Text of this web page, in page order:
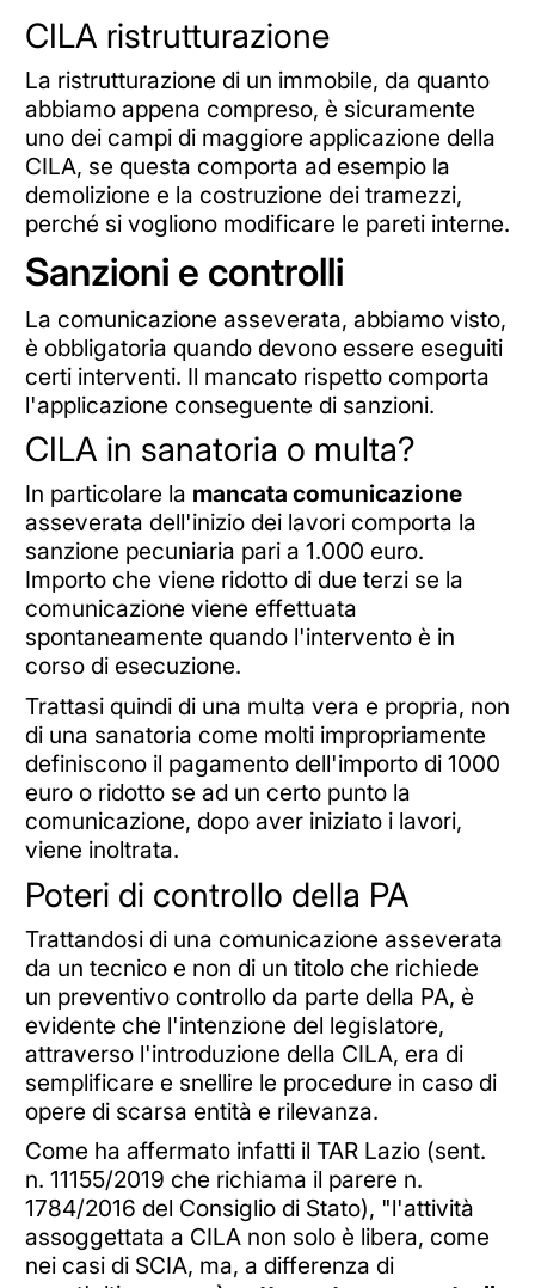
CILA ristrutturazione
La ristrutturazione di un immobile, da quanto
abbiamo appena compreso, è sicuramente
uno dei campi di maggiore applicazione della
CILA, se questa comporta ad esempio la
demolizione e la costruzione dei tramezzi,
perché si vogliono modificare le pareti interne.
Sanzioni e controlli
La comunicazione asseverata, abbiamo visto,
è obbligatoria quando devono essere eseguiti
certi interventi. Il mancato rispetto comporta
l'applicazione conseguente di sanzioni.
CILA in sanatoria o multa?
In particolare la mancata comunicazione
asseverata dell'inizio dei lavori comporta la
sanzione pecuniaria pari a 1.000 euro.
Importo che viene ridotto di due terzi se la
comunicazione viene effettuata
spontaneamente quando l'intervento è in
corso di esecuzione.
Trattasi quindi di una multa vera e propria, non
di una sanatoria come molti impropriamente
definiscono il pagamento dell'importo di 1000
euro o ridotto se ad un certo punto la
comunicazione, dopo aver iniziato i lavori,
viene inoltrata.
Poteri di controllo della PA
Trattandosi di una comunicazione asseverata
da un tecnico e non di un titolo che richiede
un preventivo controllo da parte della PA, è
evidente che l'intenzione del legislatore,
attraverso l'introduzione della CILA, era di
semplificare e snellire le procedure in caso di
opere di scarsa entità e rilevanza.
Come ha affermato infatti il TAR Lazio (sent.
n. 11155/2019 che richiama il parere n.
1784/2016 del Consiglio di Stato), "l'attività
assoggettata a CILA non solo è libera, come
nei casi di SCIA, ma, a differenza di